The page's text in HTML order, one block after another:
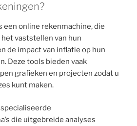
een online rekenmachine, die
vaststellen van hun
de impact van inflatie op hun
Deze tools bieden vaak
grafieken en projecten zodat u
kunt maken.
die uitgebreide analyses